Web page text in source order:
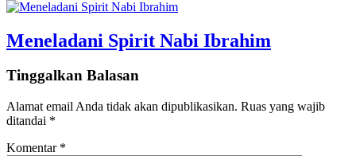
Meneladani Spirit Nabi Ibrahim
Tinggalkan Balasan
Alamat email Anda tidak akan dipublikasikan. Ruas yang wajib
ditandai *
Komentar *